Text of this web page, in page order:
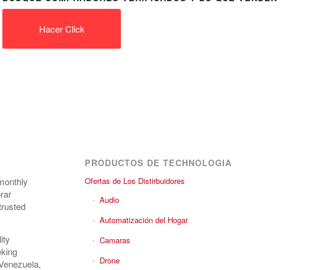
Hacer Click
PRODUCTOS DE TECHNOLOGIA
Ofertas de Los Distirbuidores
Audio
Automatización del Hogar
Camaras
Drone